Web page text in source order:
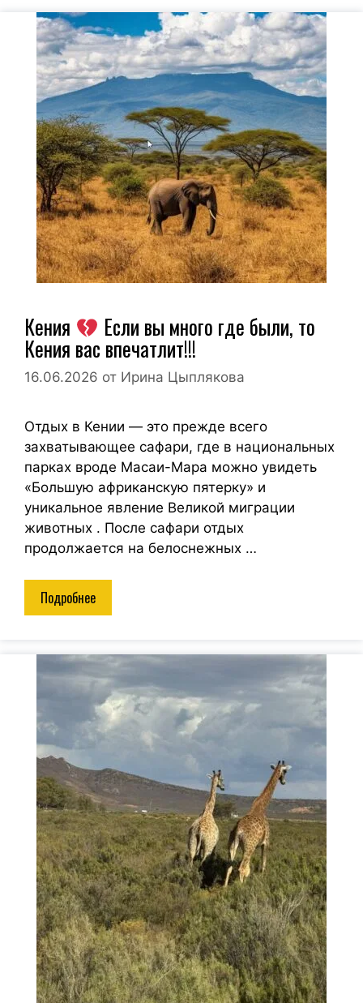
Кения Если вы много где были, то
Кения вас впечатлит!!!
16.06.2026 от Ирина Цыплякова
Отдых в Кении — это прежде всего
захватывающее сафари, где в национальных
парках вроде Масаи-Мара можно увидеть
«Большую африканскую пятерку» и
уникальное явление Великой миграции
животных . После сафари отдых
продолжается на белоснежных …
Подробнее